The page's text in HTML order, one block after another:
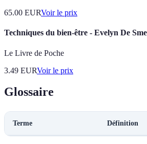
65.00 EURVoir le prix
Techniques du bien-être - Evelyn De
Le Livre de Poche
3.49 EURVoir le prix
Glossaire
Terme Définition